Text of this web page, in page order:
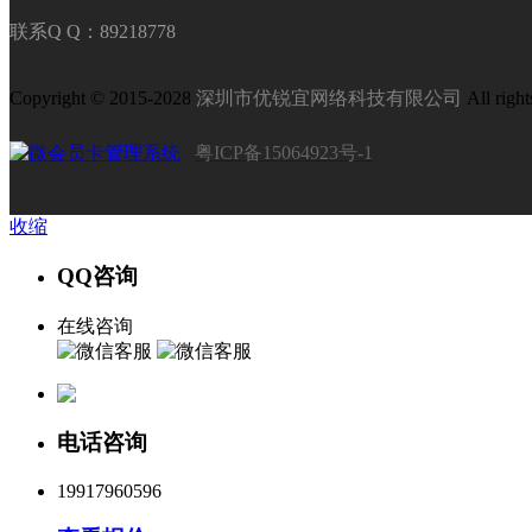
联系Q Q：89218778
Copyright © 2015-2028 深圳市优锐宜网络科技有限公司 All
粤ICP备15064923号-1
收缩
QQ咨询
在线咨询
电话咨询
19917960596